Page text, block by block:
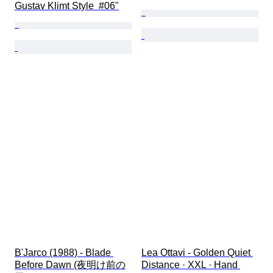
Gustav Klimt Style  #06"
B'Jarco (1988) - Blade
Before Dawn (夜明け前の
Lea Ottavi - Golden Quiet
Distance · XXL · Hand